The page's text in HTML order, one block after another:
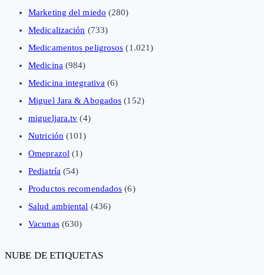
Marketing del miedo (280)
Medicalización (733)
Medicamentos peligrosos (1.021)
Medicina (984)
Medicina integrativa (6)
Miguel Jara & Abogados (152)
migueljara.tv (4)
Nutrición (101)
Omeprazol (1)
Pediatría (54)
Productos recomendados (6)
Salud ambiental (436)
Vacunas(630)
NUBE DE ETIQUETAS